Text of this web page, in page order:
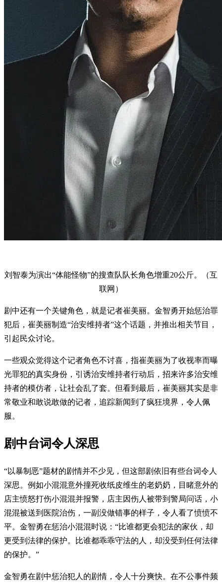
刘智泰为演出“体能怪物”的搜查队队长角色增重20公斤。（互
联网）
剧中还有一个关键角色，就是记者崔美丽。金智勇开始惩治罪
犯后，崔美丽制造“治安维持者”这个话题，并推出相关节目，
引起民众讨论。
一些观众觉得这个记者角色不讨喜，指崔美丽为了收视率而曝
光罪犯的真实身份，引诱治安维持者行动后，招来许多治安维
持者的模仿者，让社会乱了套。但看到最后，崔美丽其实是非
常敬业和敢说敢做的记者，追踪新闻到了疯狂境界，令人佩
服。
剧中台词令人深思
“以暴制恶”题材的剧情并不少见，但这部剧依旧有些台词令人
深思。例如小混混意外撞死收纸皮维生的老奶奶，目睹意外的
店主愤怒打伤小混混并报警，店主因伤人被带到警局问话，小
混混被送到医院治伤，一副没做错事的样子，令人看了愤愤不
平。金智勇在惩治小混混时说：“比谁都更会犯法的家伙，却
更受到法律的保护。比谁都乖乖守法的人，却没受到任何法律
的保护。”
金智勇在剧中惩治犯人的剧情，令人十分爽快。在不公事件频